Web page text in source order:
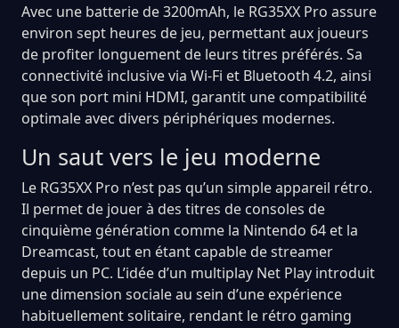
Avec une batterie de 3200mAh, le RG35XX Pro assure
environ sept heures de jeu, permettant aux joueurs
de profiter longuement de leurs titres préférés. Sa
connectivité inclusive via Wi-Fi et Bluetooth 4.2, ainsi
que son port mini HDMI, garantit une compatibilité
optimale avec divers périphériques modernes.
Un saut vers le jeu moderne
Le RG35XX Pro n’est pas qu’un simple appareil rétro.
Il permet de jouer à des titres de consoles de
cinquième génération comme la Nintendo 64 et la
Dreamcast, tout en étant capable de streamer
depuis un PC. L’idée d’un multiplay Net Play introduit
une dimension sociale au sein d’une expérience
habituellement solitaire, rendant le rétro gaming